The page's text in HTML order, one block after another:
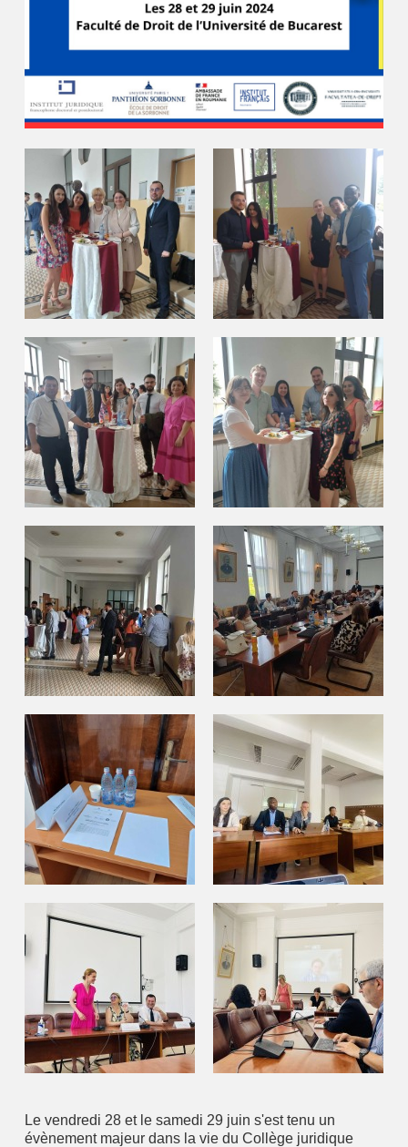
Le vendredi 28 et le samedi 29 juin s'est tenu un
évènement majeur dans la vie du Collège juridique